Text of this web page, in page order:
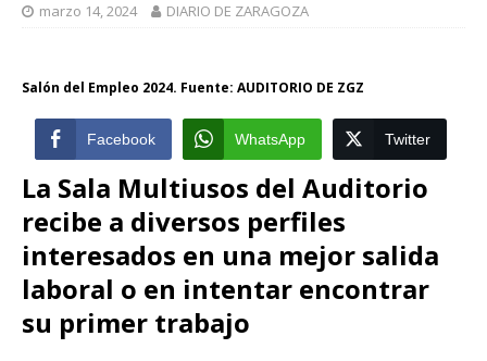
marzo 14, 2024 DIARIO DE ZARAGOZA
Salón del Empleo 2024. Fuente: AUDITORIO DE ZGZ
Facebook WhatsApp Twitter
La Sala Multiusos del Auditorio
recibe a diversos perfiles
interesados en una mejor salida
laboral o en intentar encontrar
su primer trabajo